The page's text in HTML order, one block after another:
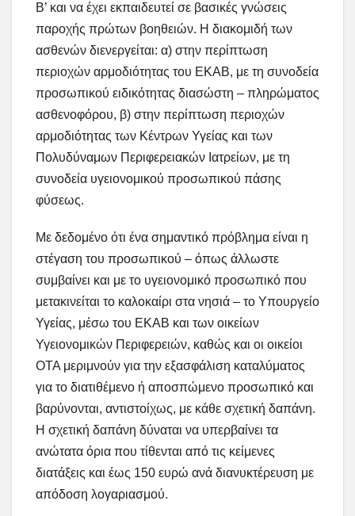
Β’ και να έχει εκπαιδευτεί σε βασικές γνώσεις
παροχής πρώτων βοηθειών. Η διακομιδή των
ασθενών διενεργείται: α) στην περίπτωση
περιοχών αρμοδιότητας του ΕΚΑΒ, με τη συνοδεία
προσωπικού ειδικότητας διασώστη – πληρώματος
ασθενοφόρου, β) στην περίπτωση περιοχών
αρμοδιότητας των Κέντρων Υγείας και των
Πολυδύναμων Περιφερειακών Ιατρείων, με τη
συνοδεία υγειονομικού προσωπικού πάσης
φύσεως.
Με δεδομένο ότι ένα σημαντικό πρόβλημα είναι η
στέγαση του προσωπικού – όπως άλλωστε
συμβαίνει και με το υγειονομικό προσωπικό που
μετακινείται το καλοκαίρι στα νησιά – το Υπουργείο
Υγείας, μέσω του ΕΚΑΒ και των οικείων
Υγειονομικών Περιφερειών, καθώς και οι οικείοι
ΟΤΑ μεριμνούν για την εξασφάλιση καταλύματος
για το διατιθέμενο ή αποσπώμενο προσωπικό και
βαρύνονται, αντιστοίχως, με κάθε σχετική δαπάνη.
Η σχετική δαπάνη δύναται να υπερβαίνει τα
ανώτατα όρια που τίθενται από τις κείμενες
διατάξεις και έως 150 ευρώ ανά διανυκτέρευση με
απόδοση λογαριασμού.